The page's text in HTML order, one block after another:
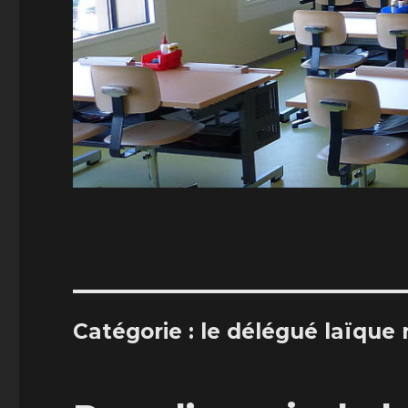
Catégorie : le délégué laïque